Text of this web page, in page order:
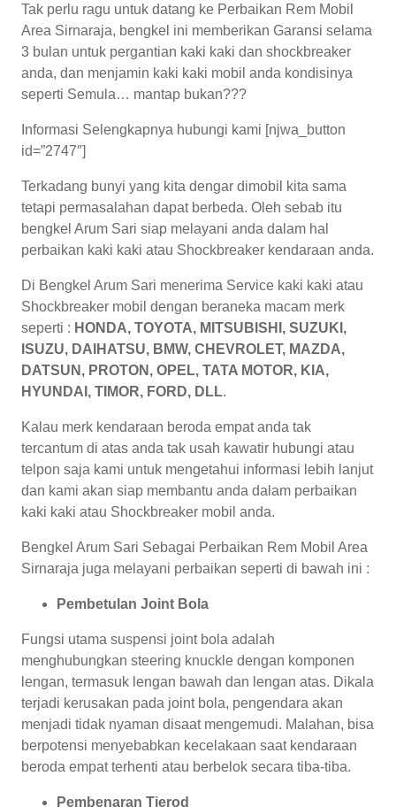
Tak perlu ragu untuk datang ke Perbaikan Rem Mobil
Area Sirnaraja, bengkel ini memberikan Garansi selama
3 bulan untuk pergantian kaki kaki dan shockbreaker
anda, dan menjamin kaki kaki mobil anda kondisinya
seperti Semula… mantap bukan???
Informasi Selengkapnya hubungi kami [njwa_button
id=”2747″]
Terkadang bunyi yang kita dengar dimobil kita sama
tetapi permasalahan dapat berbeda. Oleh sebab itu
bengkel Arum Sari siap melayani anda dalam hal
perbaikan kaki kaki atau Shockbreaker kendaraan anda.
Di Bengkel Arum Sari menerima Service kaki kaki atau
Shockbreaker mobil dengan beraneka macam merk
seperti : HONDA, TOYOTA, MITSUBISHI, SUZUKI,
ISUZU, DAIHATSU, BMW, CHEVROLET, MAZDA,
DATSUN, PROTON, OPEL, TATA MOTOR, KIA,
HYUNDAI, TIMOR, FORD, DLL.
Kalau merk kendaraan beroda empat anda tak
tercantum di atas anda tak usah kawatir hubungi atau
telpon saja kami untuk mengetahui informasi lebih lanjut
dan kami akan siap membantu anda dalam perbaikan
kaki kaki atau Shockbreaker mobil anda.
Bengkel Arum Sari Sebagai Perbaikan Rem Mobil Area
Sirnaraja juga melayani perbaikan seperti di bawah ini :
Pembetulan Joint Bola
Fungsi utama suspensi joint bola adalah
menghubungkan steering knuckle dengan komponen
lengan, termasuk lengan bawah dan lengan atas. Dikala
terjadi kerusakan pada joint bola, pengendara akan
menjadi tidak nyaman disaat mengemudi. Malahan, bisa
berpotensi menyebabkan kecelakaan saat kendaraan
beroda empat terhenti atau berbelok secara tiba-tiba.
Pembenaran Tierod